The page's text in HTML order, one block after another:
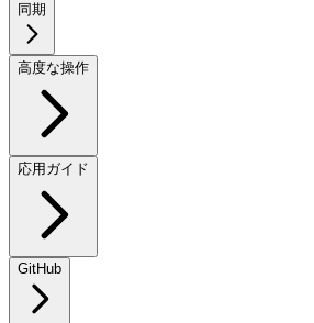
同期
高度な操作
応用ガイド
GitHub